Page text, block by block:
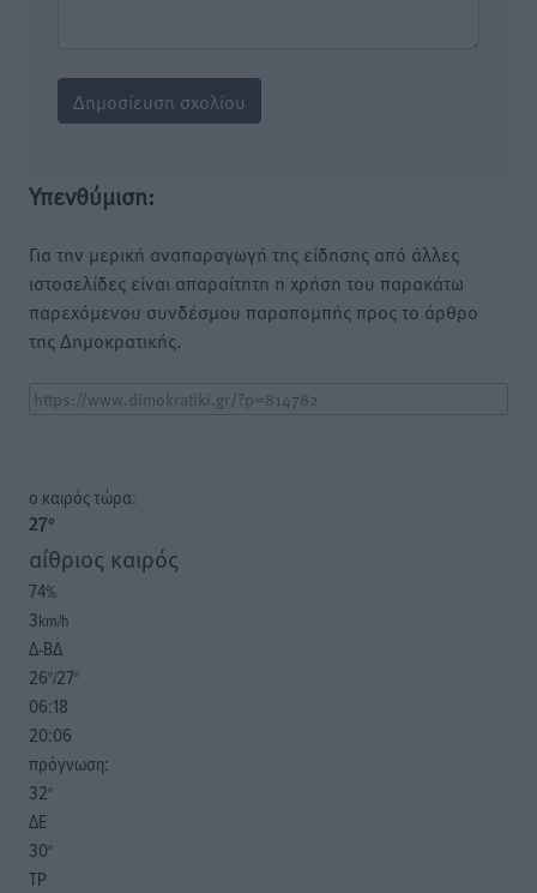
Υπενθύμιση:
Για την μερική αναπαραγωγή της είδησης από άλλες
ιστοσελίδες είναι απαραίτητη η χρήση του παρακάτω
παρεχόμενου συνδέσμου παραπομπής προς το άρθρο
της Δημοκρατικής.
o καιρός τώρα:
27°
αίθριος καιρός
74%
3km/h
Δ-ΒΔ
26°/27°
06:18
20:06
πρόγνωση:
32°
ΔΕ
30°
ΤΡ